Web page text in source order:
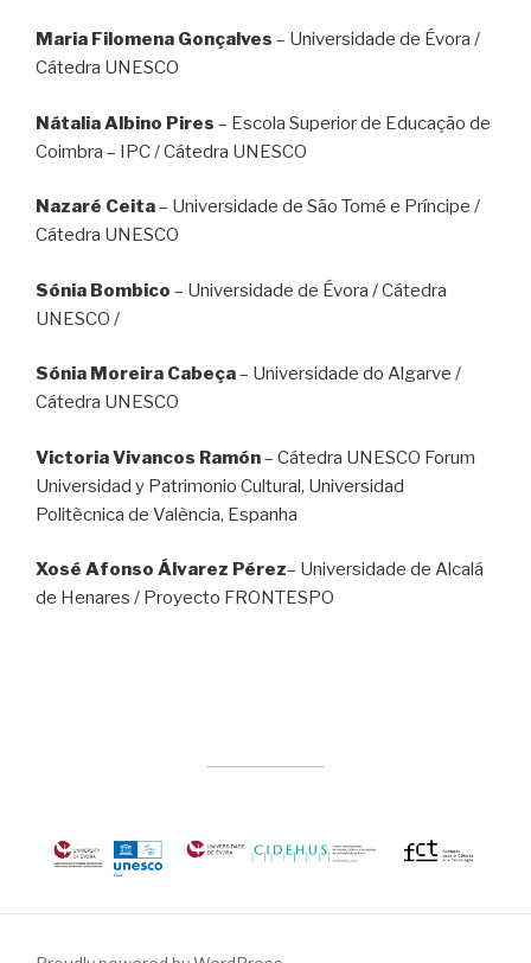
Maria Filomena Gonçalves – Universidade de Évora /
Cátedra UNESCO
Nátalia Albino Pires – Escola Superior de Educação de
Coimbra – IPC / Cátedra UNESCO
Nazaré Ceita– Universidade de São Tomé e Príncipe /
Cátedra UNESCO
Sónia Bombico – Universidade de Évora / Cátedra
UNESCO /
Sónia Moreira Cabeça– Universidade do Algarve /
Cátedra UNESCO
Victoria Vivancos Ramón– Cátedra UNESCO Forum
Universidad y Patrimonio Cultural, Universidad
Politècnica de València, Espanha
Xosé Afonso Álvarez Pérez– Universidade de Alcalá
de Henares / Proyecto FRONTESPO